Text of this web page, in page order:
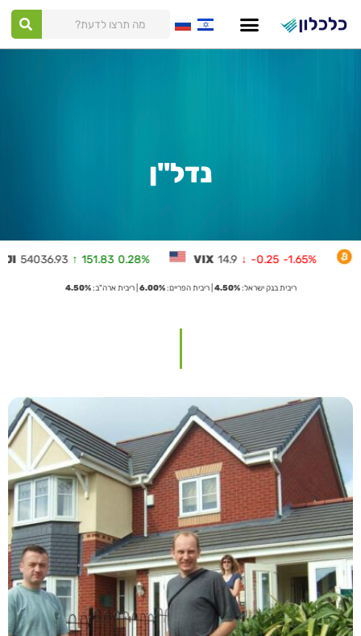
לתוכן
נדל"ן
VIX 14.9 ↓ -0.25 -1.65% BTC 64262.11 ↓ -335.39 -
ריבית בנק ישראל:4.50% | ריבית הפריים:6.00% | ריבית ארה"ב:4.50%